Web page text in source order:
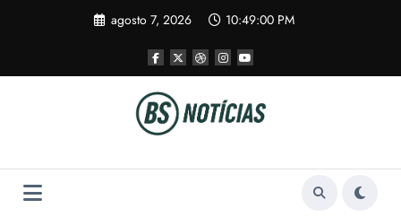
agosto 7, 2026 10:49:00 PM